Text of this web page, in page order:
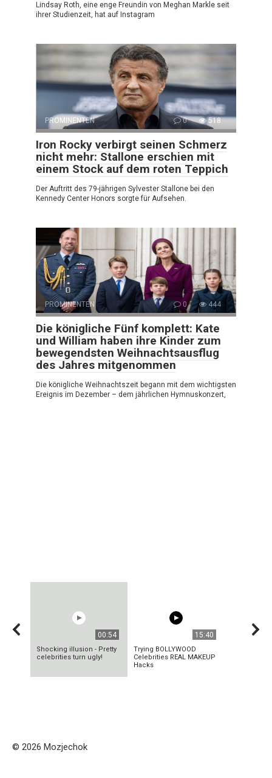
Lindsay Roth, eine enge Freundin von Meghan Markle seit
ihrer Studienzeit, hat auf Instagram
PROMINENTEN 0 518
Iron Rocky verbirgt seinen Schmerz
nicht mehr: Stallone erschien mit
einem Stock auf dem roten Teppich
Der Auftritt des 79-jährigen Sylvester Stallone bei den
Kennedy Center Honors sorgte für Aufsehen.
PROMINENTEN 0 444
Die königliche Fünf komplett: Kate
und William haben ihre Kinder zum
bewegendsten Weihnachtsausflug
des Jahres mitgenommen
Die königliche Weihnachtszeit begann mit dem wichtigsten
Ereignis im Dezember – dem jährlichen Hymnuskonzert,
00:54
Shocking illusion - Pretty
celebrities turn ugly!
15:40
Trying BOLLYWOOD
Celebrities REAL MAKEUP
Hacks
© 2026 Mozjechok